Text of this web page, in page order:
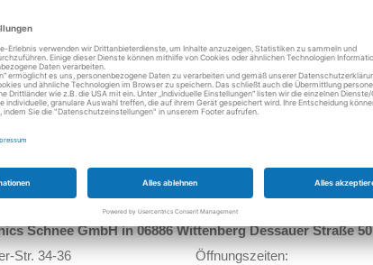
wittenberg.de
0
Öffnungszeiten:
08:00 - 18:00 Uhr
gerade geöffnet
Schnee GmbH in 06886 Wittenberg Dessauer Straße 50
Str. 34-36
Öffnungszeiten: